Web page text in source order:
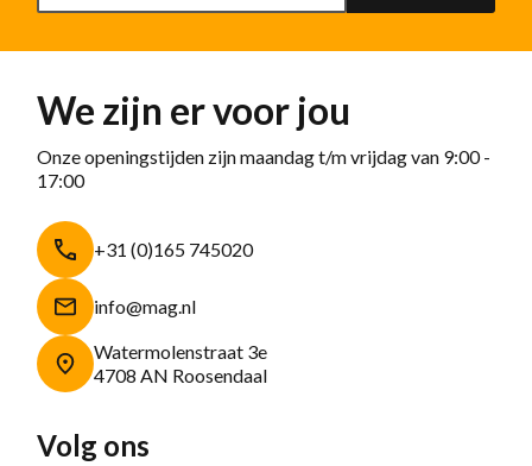
We zijn er voor jou
Onze openingstijden zijn maandag t/m vrijdag van 9:00 -
17:00
+31 (0)165 745020
info@mag.nl
Watermolenstraat 3e
4708 AN Roosendaal
Volg ons